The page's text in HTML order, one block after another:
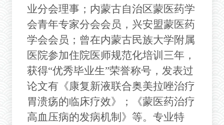
业分会理事；内蒙古自治区蒙医药学
会青年专家分会会员，兴安盟蒙医药
学会会员；曾在内蒙古民族大学附属
医院参加住院医师规范化培训三年，
获得“优秀毕业生”荣誉称号，发表过
论文有《康复新液联合奥美拉唑治疗
胃溃疡的临床疗效》 ；
《蒙医药治疗
高血压病的发病机制》 等。专业特